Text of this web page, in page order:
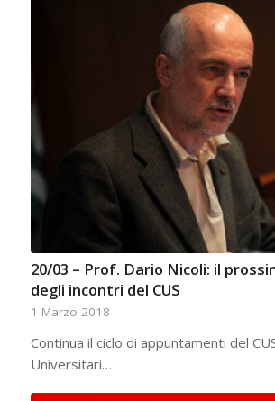
20/03 – Prof. Dario Nicoli: il
degli incontri del CUS
1 Marzo 2018
Continua il ciclo di appuntamenti del
Universitari…